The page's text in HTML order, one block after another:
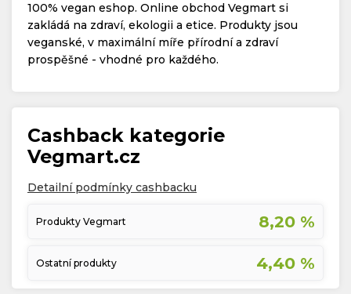
Copyright © 2019 - 2026. Všechna práva vyhrazena.
100% vegan eshop. Online obchod Vegmart si
zakládá na zdraví, ekologii a etice. Produkty jsou
veganské, v maximální míře přírodní a zdraví
prospěšné - vhodné pro každého.
Cashback kategorie
Vegmart.cz
Detailní podmínky cashbacku
Produkty Vegmart 8,20 %
Ostatní produkty 4,40 %